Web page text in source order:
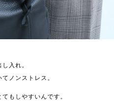
入れ。
ノンストレス。
もしやすいんです。